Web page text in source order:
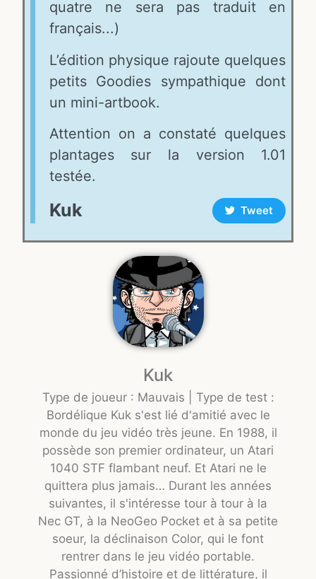
quatre ne sera pas traduit en
français...)
L’édition physique rajoute quelques
petits Goodies sympathique dont
un mini-artbook.
Attention on a constaté quelques
plantages sur la version 1.01
testée.
Kuk Tweet
Kuk
Type de joueur : Mauvais | Type de test :
Bordélique Kuk s'est lié d'amitié avec le
monde du jeu vidéo très jeune. En 1988, il
possède son premier ordinateur, un Atari
1040 STF flambant neuf. Et Atari ne le
quittera plus jamais… Durant les années
suivantes, il s'intéresse tour à tour à la
Nec GT, à la NeoGeo Pocket et à sa petite
soeur, la déclinaison Color, qui le font
rentrer dans le jeu vidéo portable.
Passionné d’histoire et de littérature, il